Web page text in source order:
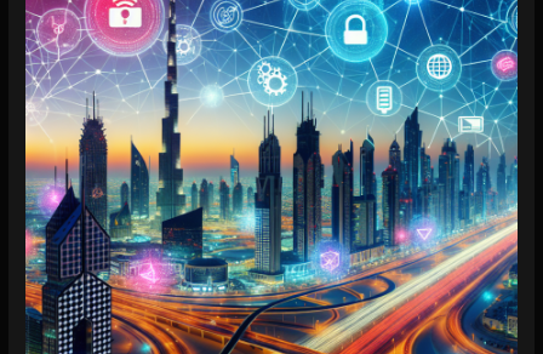
في
المزهر
0 (0)